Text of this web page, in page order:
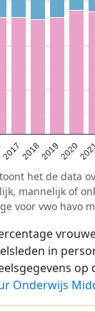
2017201820192020
het de data
mannelijk of
voor vwo havo
in
op
Onderwijs